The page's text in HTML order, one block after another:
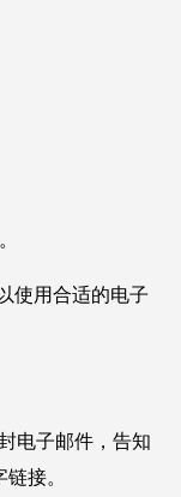
使用合适的电子
电子邮件，告知
接。